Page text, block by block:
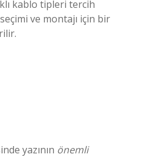
kablo tipleri tercih
ve montajı için bir
yazının önemli